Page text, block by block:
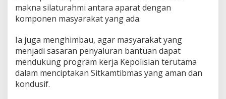
makna silaturahmi antara aparat dengan
komponen masyarakat yang ada.
Ia juga menghimbau, agar masyarakat yang
menjadi sasaran penyaluran bantuan dapat
mendukung program kerja Kepolisian terutama
dalam menciptakan Sitkamtibmas yang aman dan
kondusif.